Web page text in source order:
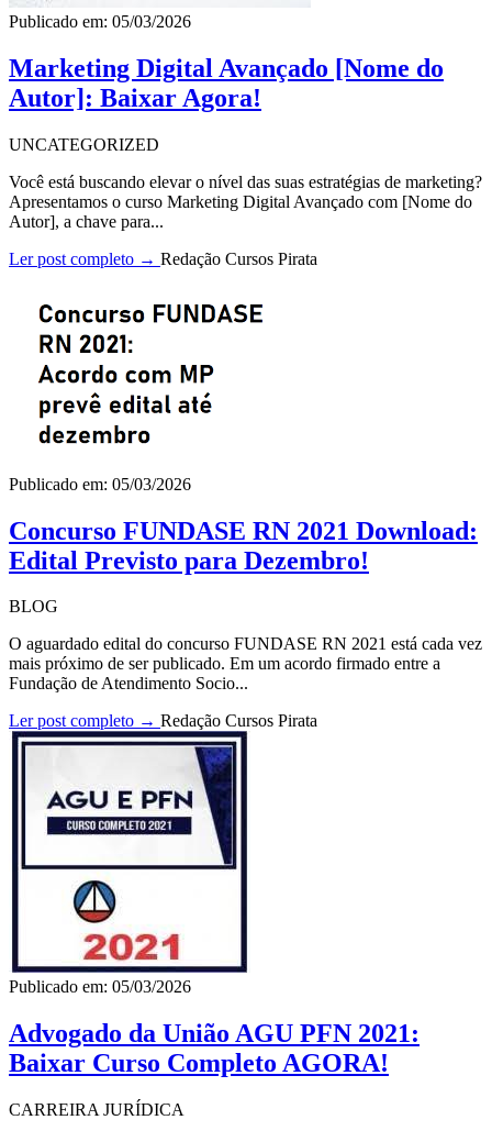
Publicado em: 05/03/2026
Marketing Digital Avançado [Nome do
Autor]: Baixar Agora!
UNCATEGORIZED
Você está buscando elevar o nível das suas estratégias de marketing?
Apresentamos o curso Marketing Digital Avançado com [Nome do
Autor], a chave para...
Ler post completo → Redação Cursos Pirata
Publicado em: 05/03/2026
Concurso FUNDASE RN 2021 Download:
Edital Previsto para Dezembro!
BLOG
O aguardado edital do concurso FUNDASE RN 2021 está cada vez
mais próximo de ser publicado. Em um acordo firmado entre a
Fundação de Atendimento Socio...
Ler post completo → Redação Cursos Pirata
Publicado em: 05/03/2026
Advogado da União AGU PFN 2021:
Baixar Curso Completo AGORA!
CARREIRA JURÍDICA